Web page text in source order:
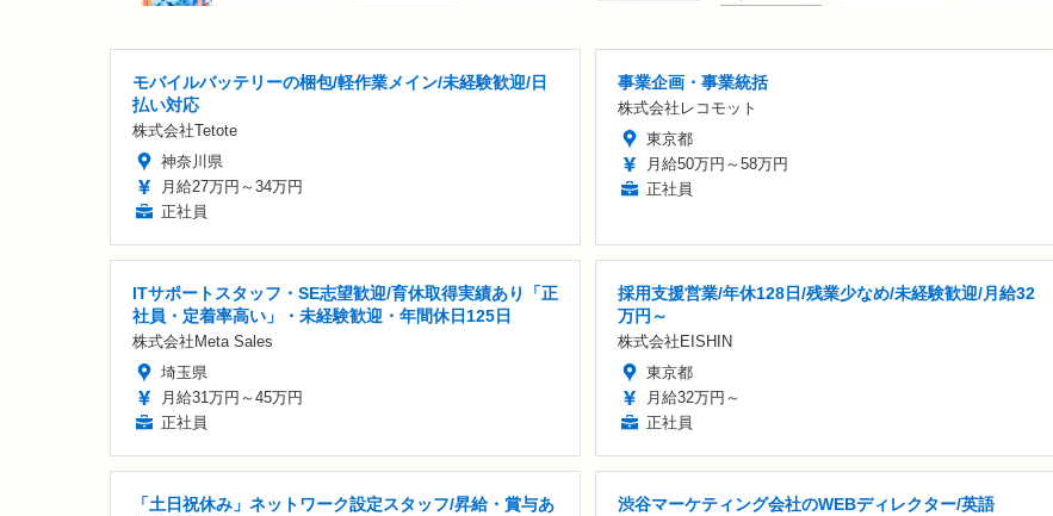
モバイルバッテリーの梱包/軽作業メイン/未経験歓迎/日
払い対応
株式会社Tetote
神奈川県
月給27万円～34万円
正社員
事業企画・事業統括
株式会社レコモット
東京都
月給50万円～58万円
正社員
ITサポートスタッフ・SE志望歓迎/育休取得実績あり「正
社員・定着率高い」・未経験歓迎・年間休日125日
株式会社Meta Sales
埼玉県
月給31万円～45万円
正社員
採用支援営業/年休128日/残業少なめ/未経験歓迎/月給32
万円～
株式会社EISHIN
東京都
月給32万円～
正社員
「土日祝休み」ネットワーク設定スタッフ/昇給・賞与あ
渋谷マーケティング会社のWEBディレクター/英語